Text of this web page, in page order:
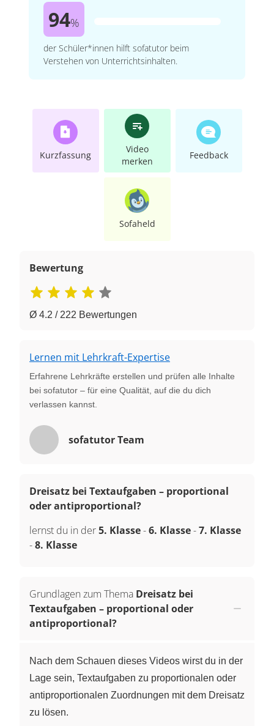
94%
der Schüler*innen hilft sofatutor beim
Verstehen von Unterrichtsinhalten.
Kurzfassung
Video
merken
Feedback
Sofaheld
Bewertung
Ø 4.2 / 222 Bewertungen
Lernen mit Lehrkraft-Expertise
Erfahrene Lehrkräfte erstellen und prüfen alle Inhalte
bei sofatutor – für eine Qualität, auf die du dich
verlassen kannst.
sofatutor Team
Dreisatz bei Textaufgaben – proportional
oder antiproportional?
lernst du in der5. Klasse-6. Klasse-7. Klasse
-8. Klasse
Grundlagen zum Thema Dreisatz bei
Textaufgaben – proportional oder
antiproportional?
Nach dem Schauen dieses Videos wirst du in der
Lage sein, Textaufgaben zu proportionalen oder
antiproportionalen Zuordnungen mit dem Dreisatz
zu lösen.